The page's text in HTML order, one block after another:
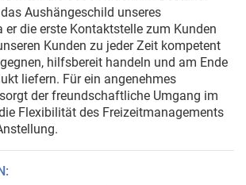
Aushängeschild unseres
er die erste Kontaktstelle zum Kunden
Kunden zu jeder Zeit kompetent
hilfsbereit handeln und am Ende
liefern. Für ein angenehmes
der freundschaftliche Umgang im
Flexibilität des Freizeitmanagements